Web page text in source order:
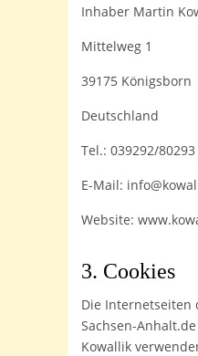
Inhaber Martin
Mittelweg 1
39175 Königsborn
Deutschland
Tel.: 039292/80293
E-Mail:
Website:
3. Cookies
Die Internetseiten
Sachsen-
Kowallik